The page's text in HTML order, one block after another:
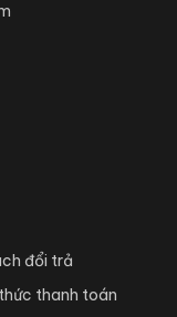
đổi trả
thanh toán